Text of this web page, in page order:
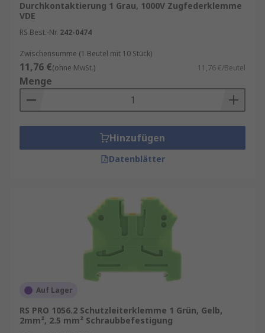
Durchkontaktierung 1 Grau, 1000V Zugfederklemme
VDE
RS Best.-Nr. 242-0474
Zwischensumme (1 Beutel mit 10 Stück)
11,76 €(ohne MwSt.) 11,76 €/Beutel
Menge
Hinzufügen
Datenblätter
Auf Lager
RS PRO 1056.2 Schutzleiterklemme 1 Grün, Gelb,
2mm², 2.5 mm² Schraubbefestigung